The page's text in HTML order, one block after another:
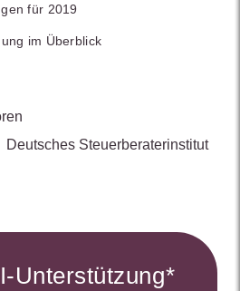
für 2019
im Überblick
Deutsches Steuerberaterinstitut
Unterstützung*